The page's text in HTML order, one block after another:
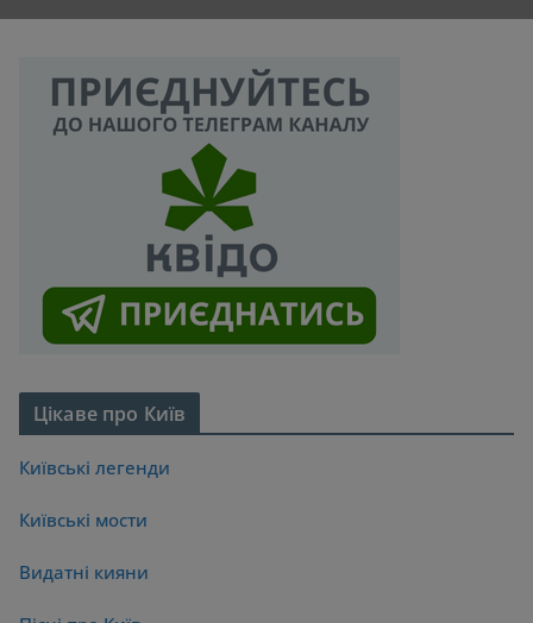
Цікаве про Київ
Київські легенди
Київські мости
Видатні кияни